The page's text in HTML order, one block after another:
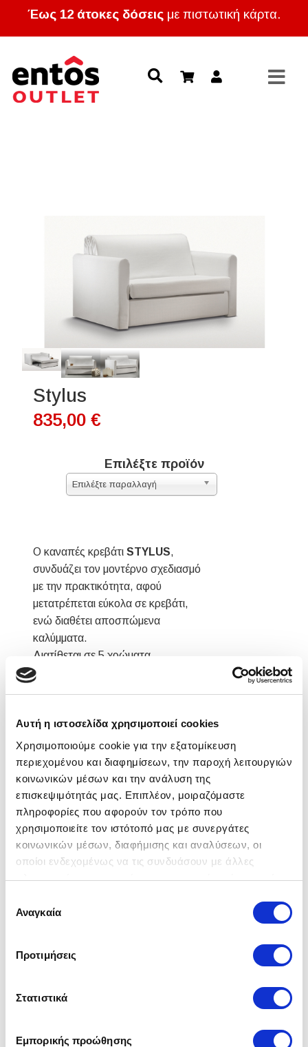
Αυτή η ιστοσελίδα χρησιμοποιεί cookies
Χρησιμοποιούμε cookie για την εξατομίκευση
περιεχομένου και διαφημίσεων, την παροχή λειτουργιών
κοινωνικών μέσων και την ανάλυση της
επισκεψιμότητάς μας. Επιπλέον, μοιραζόμαστε
πληροφορίες που αφορούν τον τρόπο που
χρησιμοποιείτε τον ιστότοπό μας με συνεργάτες
κοινωνικών μέσων, διαφήμισης και αναλύσεων, οι
οποίοι ενδεχομένως να τις συνδυάσουν με άλλες
πληροφορίες που τους έχετε παραχωρήσει ή τις οποίες
των υπηρεσιών τους.
συγκατάθεσης
Αναγκαία
Προτιμήσεις
Στατιστικά
Εμπορικής προώθησης
Έως 12 άτοκες δόσεις με πιστωτική κάρτα.
Stylus
835,00 €
Επιλέξτε προϊόν
Επιλέξτε παραλλαγή
O καναπές κρεβάτι STYLUS,
συνδυάζει τον μοντέρνο σχεδιασμό
με την πρακτικότητα, αφού
μετατρέπεται εύκολα σε κρεβάτι,
ενώ διαθέτει αποσπώμενα
καλύμματα.
Διατίθεται σε 5 χρώματα.
Διαστάσεις καναπέ
Υφάσματα